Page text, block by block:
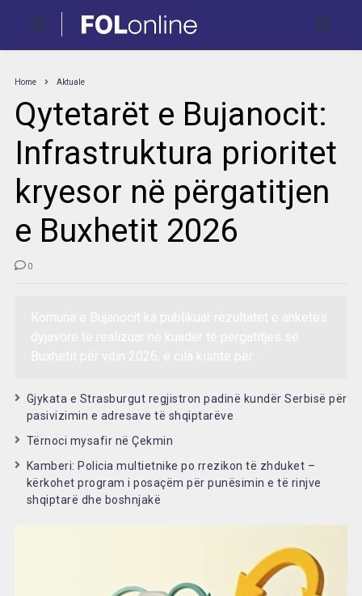
Home Aktuale
Qytetarët e Bujanocit:
Infrastruktura prioritet
kryesor në përgatitjen
e Buxhetit 2026
0
Gjykata e Strasburgut regjistron padinë kundër Serbisë për
pasivizimin e adresave të shqiptarëve
Tërnoci mysafir në Çekmin
Kamberi: Policia multietnike po rrezikon të zhduket –
kërkohet program i posaçëm për punësimin e të rinjve
shqiptarë dhe boshnjakë